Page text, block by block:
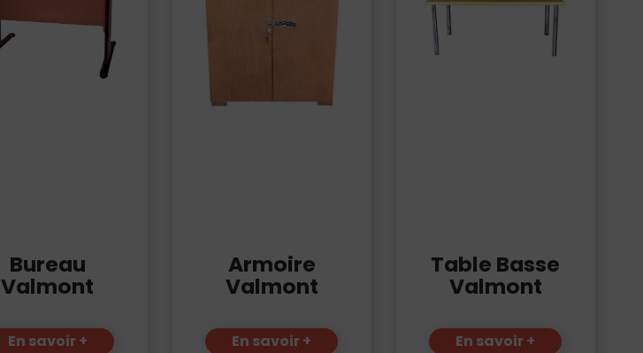
Bureau
Valmont
En savoir +
Armoire
Valmont
En savoir +
Table Basse
Valmont
En savoir +